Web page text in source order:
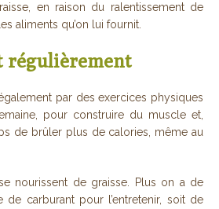
en raison du ralentissement de
aliments qu’on lui fournit.
régulièrement
par des exercices physiques
pour construire du muscle et,
de brûler plus de calories, même au
nourissent de graisse. Plus on a de
carburant pour l’entretenir, soit de